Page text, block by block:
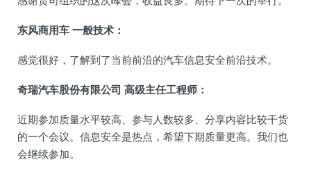
东风商用车 一般技术：
感觉很好，了解到了当前前沿的汽车信息安全前沿技术。
奇瑞汽车股份有限公司 高级主任工程师：
近期参加质量水平较高、参与人数较多、分享内容比较干货
的一个会议。信息安全是热点，希望下期质量更高。我们也
会继续参加。